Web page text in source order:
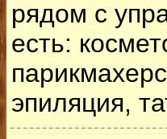
рядом с
есть:
эпиляция,